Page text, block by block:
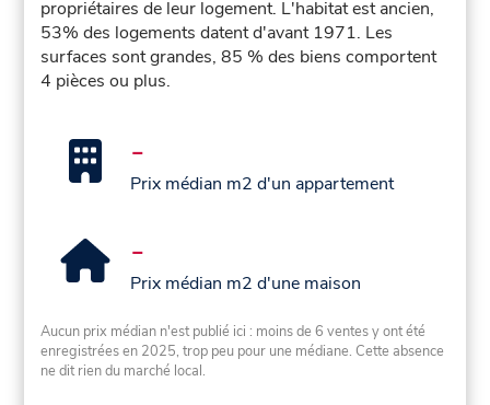
propriétaires de leur logement. L'habitat est ancien,
53% des logements datent d'avant 1971. Les
surfaces sont grandes, 85 % des biens comportent
4 pièces ou plus.
-
Prix médian m2 d'un appartement
-
Prix médian m2 d'une maison
Aucun prix médian n'est publié ici : moins de 6 ventes y ont été
enregistrées en 2025, trop peu pour une médiane. Cette absence
ne dit rien du marché local.